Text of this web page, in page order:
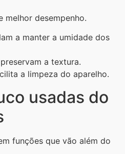
melhor desempenho.
a manter a umidade dos
a textura.
a limpeza do aparelho.
usadas do
funções que vão além do